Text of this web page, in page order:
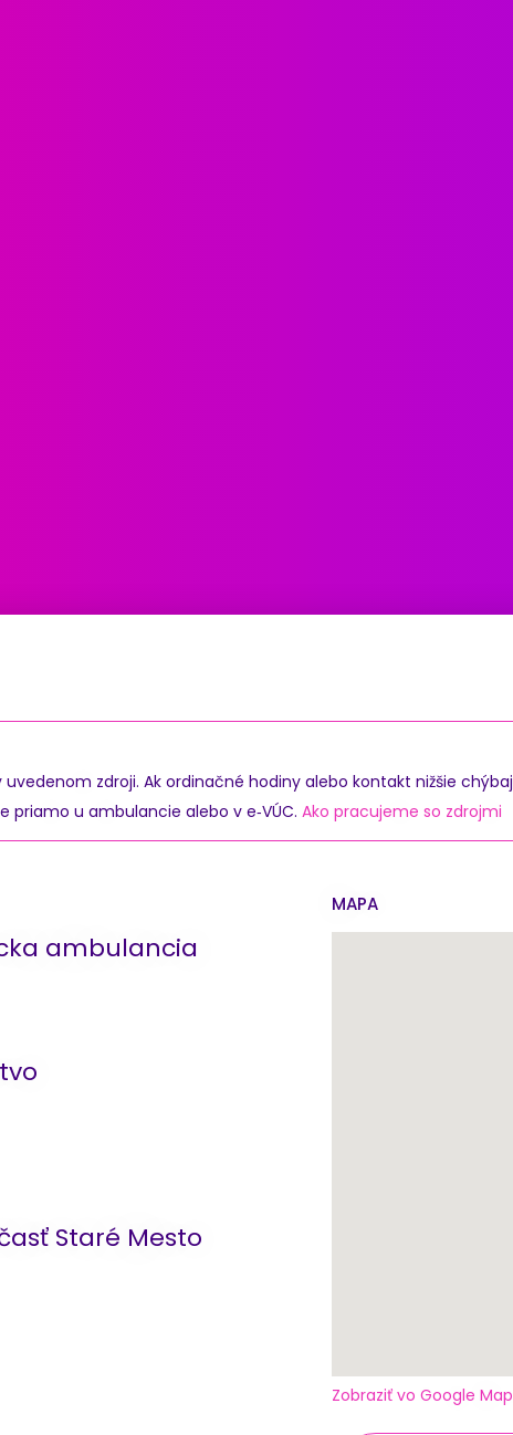
zdroji. Ak ordinačné hodiny alebo kontakt nižšie
priamo u ambulancie alebo v e‑VÚC. Ako pracujeme so zdrojmi
ambulancia
Staré Mesto
MAPA
Zobraziť vo Google